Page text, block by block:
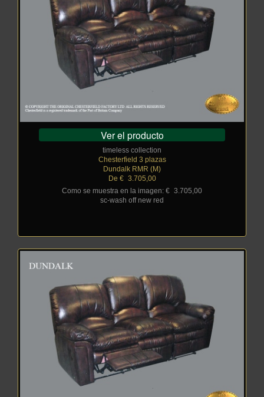
Ver el producto
timeless collection
Chesterfield 3 plazas
Dundalk RMR (M)
De €_ 3.705,00
Como se muestra en la imagen: € 3.705,00
sc-wash off new red